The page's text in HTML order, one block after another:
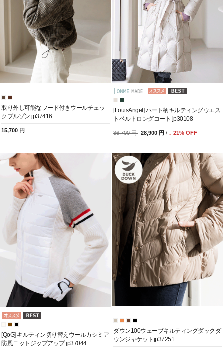
取り外し可能なフード付きウールチェッ
クブルゾン jp37416
15,700 円
[LouisAngel] ハート柄キルティングウエス
トベルトロングコート jp30108
36,700 円 28,900 円 / ↓ 21% OFF
[QoG] キルティン切り替えウールカシミア
防風ニットジップアップ jp37044
ダウン100ウェーブキルティングダックダ
ウンジャケットjp37251